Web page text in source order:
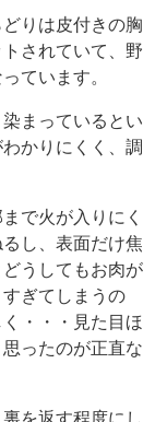
りは皮付きの胸
されていて、野
ています。
まっているとい
かりにくく、調
で火が入りにく
し、表面だけ焦
うしてもお肉が
ぎてしまうの
・・・見た目ほ
ったのが正直な